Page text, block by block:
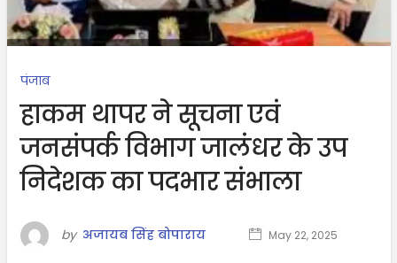
पंजाब
हाकम थापर ने सूचना एवं
जनसंपर्क विभाग जालंधर के उप
निदेशक का पदभार संभाला
by अजायब सिंह बोपाराय May 22, 2025